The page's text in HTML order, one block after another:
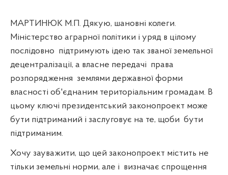
МАРТИНЮК М.П. Дякую, шановні колеги.
Міністерство аграрної політики і уряд в цілому
послідовно підтримують ідею так званої земельної
децентралізації, а власне передачі права
розпорядження землями державної форми
власності об'єднаним територіальним громадам. В
цьому ключі президентський законопроект може
бути підтриманий і заслуговує на те, щоби бути
підтриманим.
Хочу зауважити, що цей законопроект містить не
тільки земельні норми, але і визначає спрощення